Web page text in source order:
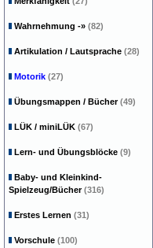
Wahrnehmung -» (82)
Artikulation / Lautsprache (28)
Motorik (27)
Übungsmappen / Bücher(49)
LÜK / miniLÜK (67)
Lern- und Übungsblöcke (9)
Baby- und Kleinkind-
Spielzeug/Bücher(316)
Erstes Lernen (31)
Vorschule (100)